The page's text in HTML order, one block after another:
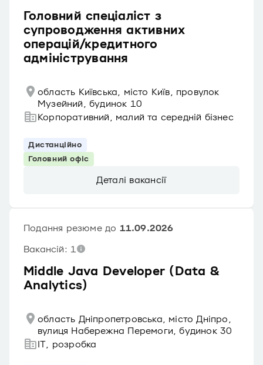
Головний спеціаліст з
супроводження активних
операцій/кредитного
адміністрування
область Київська, місто Київ, провулок
Музейний, будинок 10
Корпоративний, малий та середній бізнес
Дистанційно
Головний офіс
Деталі вакансії
Middle Java Developer (Data &
Analytics)
Подання резюме до 11.09.2026
Вакансій: 1
область Дніпропетровська, місто Дніпро,
вулиця Набережна Перемоги, будинок 30
IT, розробка